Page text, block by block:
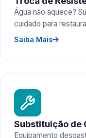
Água não aquece?
cuidado para
Saiba Mais
Substituição de
Equipamento